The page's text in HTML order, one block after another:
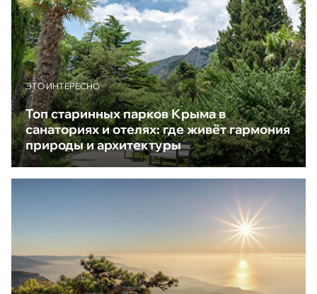
ЭТО ИНТЕРЕСНО
Топ старинных парков Крыма в
санаториях и отелях: где живёт гармония
природы и архитектуры